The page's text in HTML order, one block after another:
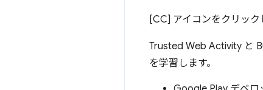
[CC] アイコンをクリック
Trusted Web Activity と
を学習します。